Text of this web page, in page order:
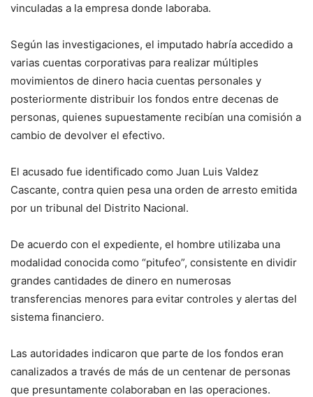
vinculadas a la empresa donde laboraba.
Según las investigaciones, el imputado habría accedido a
varias cuentas corporativas para realizar múltiples
movimientos de dinero hacia cuentas personales y
posteriormente distribuir los fondos entre decenas de
personas, quienes supuestamente recibían una comisión a
cambio de devolver el efectivo.
El acusado fue identificado como Juan Luis Valdez
Cascante, contra quien pesa una orden de arresto emitida
por un tribunal del Distrito Nacional.
De acuerdo con el expediente, el hombre utilizaba una
modalidad conocida como “pitufeo”, consistente en dividir
grandes cantidades de dinero en numerosas
transferencias menores para evitar controles y alertas del
sistema financiero.
Las autoridades indicaron que parte de los fondos eran
canalizados a través de más de un centenar de personas
que presuntamente colaboraban en las operaciones.